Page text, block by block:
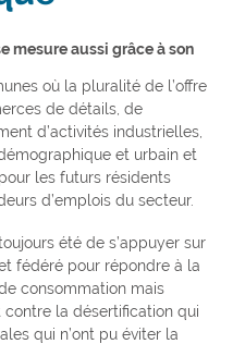
mesure aussi grâce à son
où la pluralité de l’offre
de détails, de
d’activités industrielles,
et urbain et
les futurs résidents
d’emplois du secteur.
été de s’appuyer sur
fédéré pour répondre à la
consommation mais
la désertification qui
qui n’ont pu éviter la